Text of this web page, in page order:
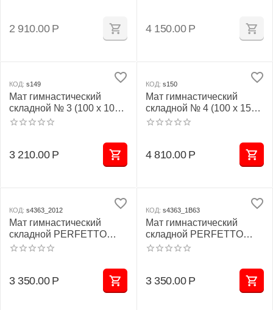
2 910.00 Р 4 150.00 Р
КОД: s149
Мат гимнастический
складной № 3 (100 х 100 х
10) см сине/жёлтый
3 210.00 Р
КОД: s150
Мат гимнастический
складной № 4 (100 х 150 х
10) см сине/жёлтый
4 810.00 Р
КОД: s4363_2012
Мат гимнастический
складной PERFETTO
SPORT № 3 (100 х 100 х
3 350.00 Р
КОД: s4363_1B63
Мат гимнастический
складной PERFETTO
SPORT № 3 (100 х 100 х
3 350.00 Р